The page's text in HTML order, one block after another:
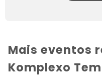
Mais eventos
Komplexo